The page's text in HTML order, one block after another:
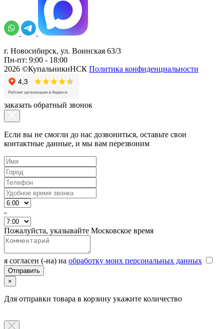
г. Новосибирск, ул. Воинская 63/3
Пн-пт: 9:00 - 18:00
2026 ©КупальникиНСК Политика конфиденциальности
заказать обратный звонок
Если вы не смогли до нас дозвониться, оставьте свои
контактные данные, и мы вам перезвоним
-
Пожалуйста, указывайте Московское время
я согласен (-на) на обработку моих персональных данных
×
Для отправки товара в корзину укажите количество